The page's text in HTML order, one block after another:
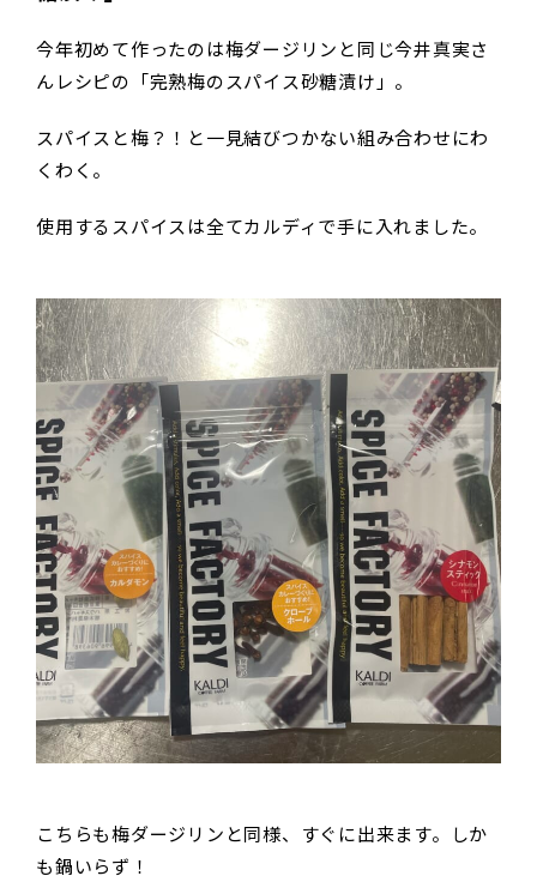
今年初めて作ったのは梅ダージリンと同じ今井真実さ
んレシピの「完熟梅のスパイス砂糖漬け」。
スパイスと梅？！と一見結びつかない組み合わせにわ
くわく。
使用するスパイスは全てカルディで手に入れました。
こちらも梅ダージリンと同様、すぐに出来ます。しか
も鍋いらず！